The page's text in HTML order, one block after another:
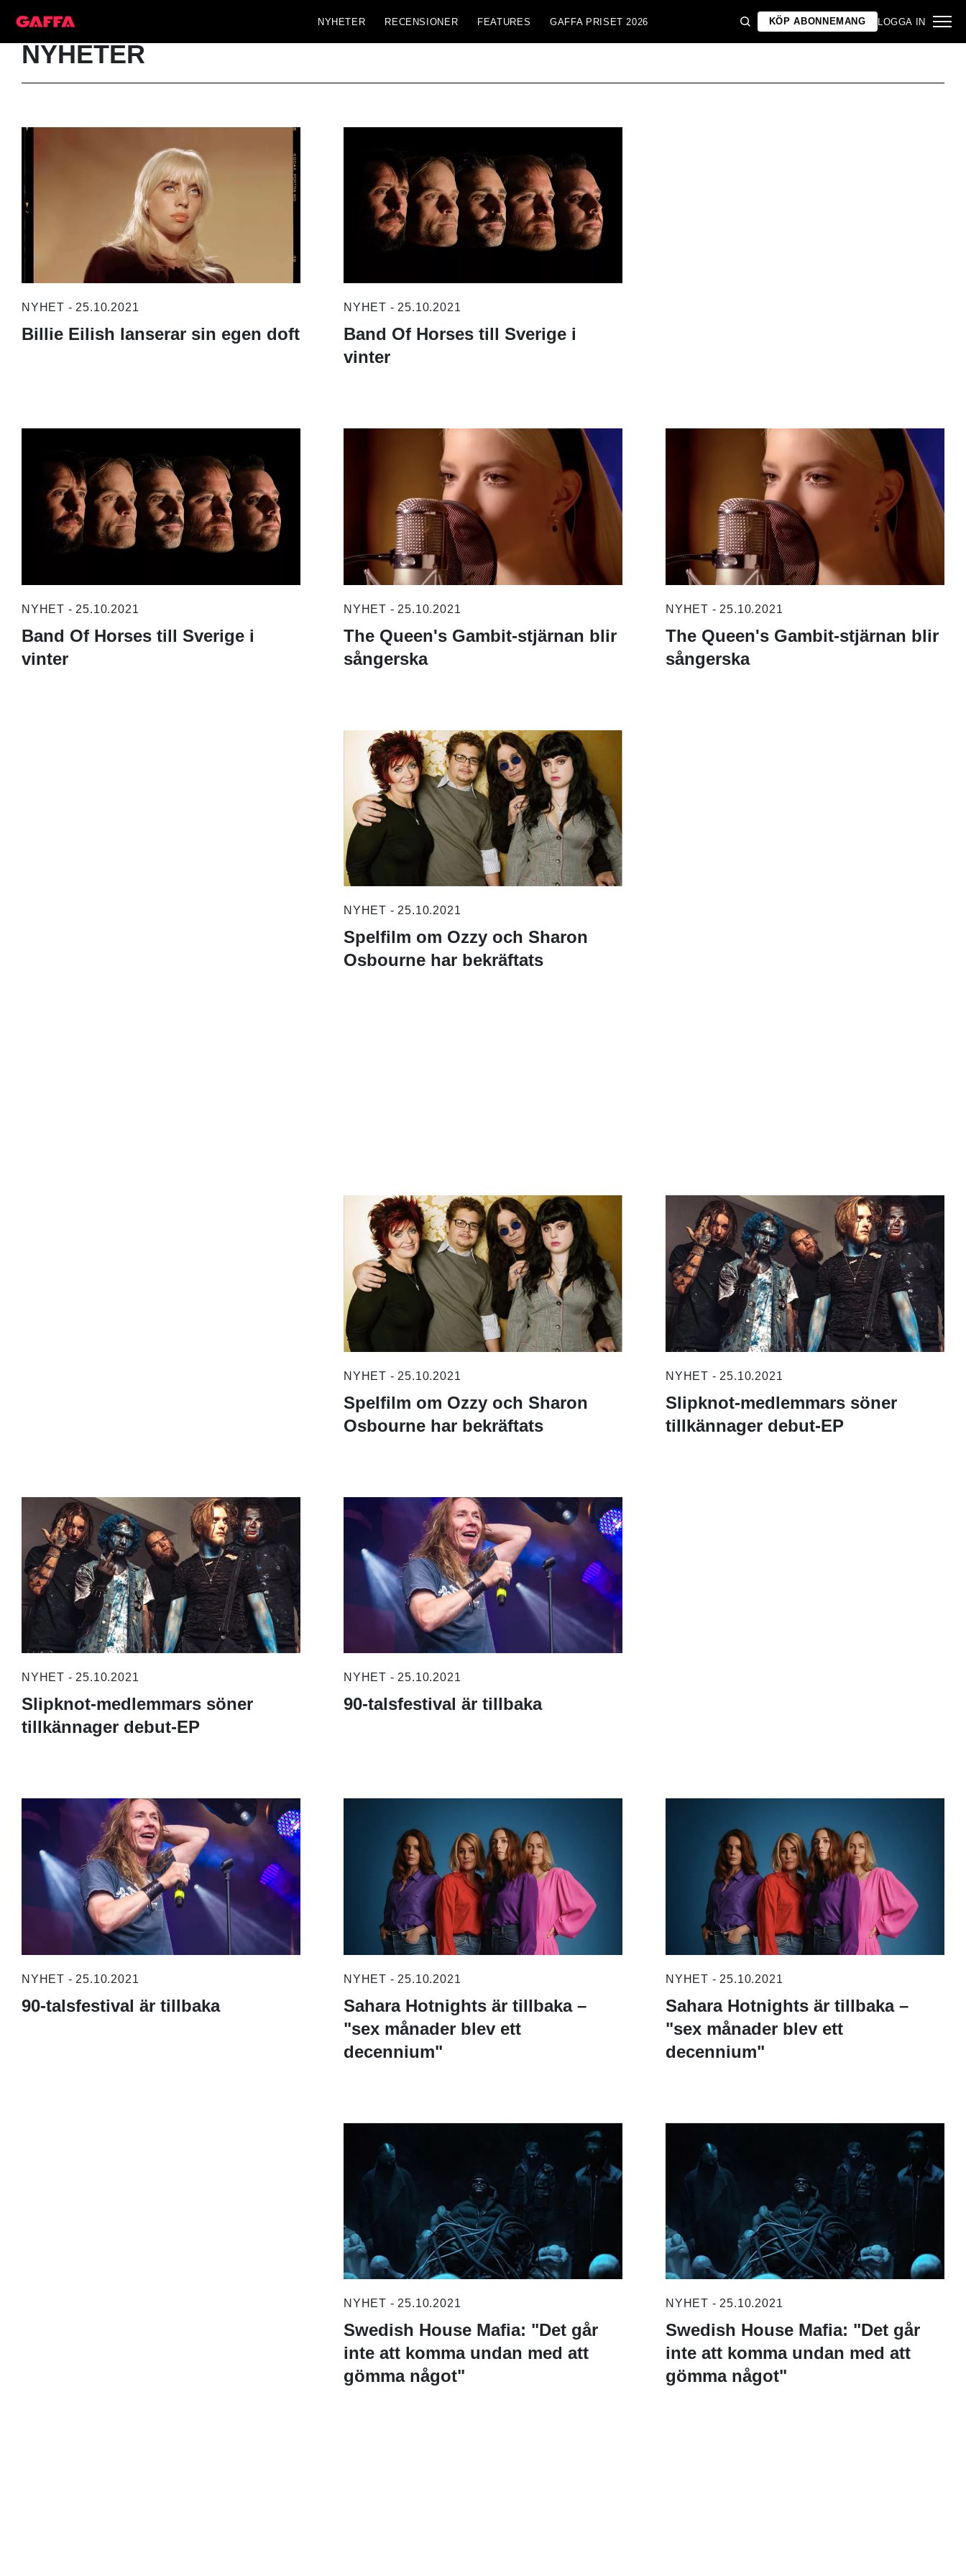
NYHETER RECENSIONER FEATURES GAFFA PRISET 2026 KÖP ABONNEMANG LOGGA IN
NYHETER
NYHET - 25.10.2021
Billie Eilish lanserar sin egen doft
NYHET - 25.10.2021
Band Of Horses till Sverige i
vinter
NYHET - 25.10.2021
Band Of Horses till Sverige i
vinter
NYHET - 25.10.2021
The Queen's Gambit-stjärnan blir
sångerska
NYHET - 25.10.2021
The Queen's Gambit-stjärnan blir
sångerska
NYHET - 25.10.2021
Spelfilm om Ozzy och Sharon
Osbourne har bekräftats
NYHET - 25.10.2021
Spelfilm om Ozzy och Sharon
Osbourne har bekräftats
NYHET - 25.10.2021
Slipknot-medlemmars söner
tillkännager debut-EP
NYHET - 25.10.2021
Slipknot-medlemmars söner
tillkännager debut-EP
NYHET - 25.10.2021
90-talsfestival är tillbaka
NYHET - 25.10.2021
90-talsfestival är tillbaka
NYHET - 25.10.2021
Sahara Hotnights är tillbaka –
"sex månader blev ett
decennium"
NYHET - 25.10.2021
Sahara Hotnights är tillbaka –
"sex månader blev ett
decennium"
NYHET - 25.10.2021
Swedish House Mafia: "Det går
inte att komma undan med att
gömma något"
NYHET - 25.10.2021
Swedish House Mafia: "Det går
inte att komma undan med att
gömma något"